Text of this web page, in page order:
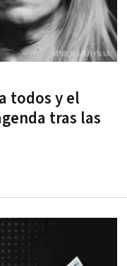
todos y el
tras las